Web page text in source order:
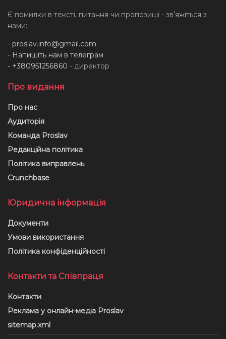
Є помилки в тексті, питання чи пропозиції - звʼяжіться з
нами:
- proslav.info@gmail.com
- Напишіть нам в телеграм
- +380951256860 - директор
Про видання
Про нас
Аудиторія
Команда Proslav
Редакційна політика
Політика виправлень
Crunchbase
Юридична інформація
Документи
Умови використання
Політика конфіденційності
Контакти та Співпраця
Контакти
Реклама у онлайн-медіа Proslav
sitemap.xml